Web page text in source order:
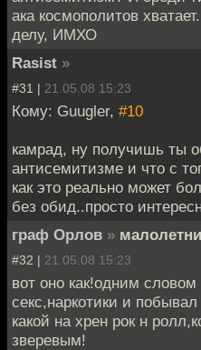
ака космополитов
делу, ИМХО
Rasist »
#31 | 21.05.08 15:23
Кому: Guugler, #10
камрад, ну получишь ты
антисемитизме и что с
как это реально может
без обид..просто
граф Орлов »
#32 | 21.05.08 15:23
вот оно как!одним
секс,наркотики и
какой на хрен рок н
зверевым!